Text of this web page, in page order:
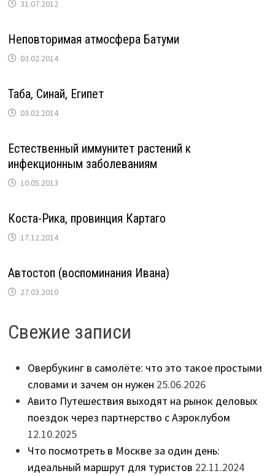
31.07.2012
Неповторимая атмосфера Батуми
03.02.2014
Таба, Синай, Eгипет
03.02.2014
Естественный иммунитет растений к
инфекционным заболеваниям
10.05.2013
Коста-Рика, провинция Картаго
17.12.2014
Автостоп (воспоминания Ивана)
27.03.2010
Свежие записи
Овербукинг в самолёте: что это такое простыми
словами и зачем он нужен 25.06.2026
Авито Путешествия выходят на рынок деловых
поездок через партнерство с Аэроклубом
12.10.2025
Что посмотреть в Москве за один день:
идеальный маршрут для туристов 22.11.2024